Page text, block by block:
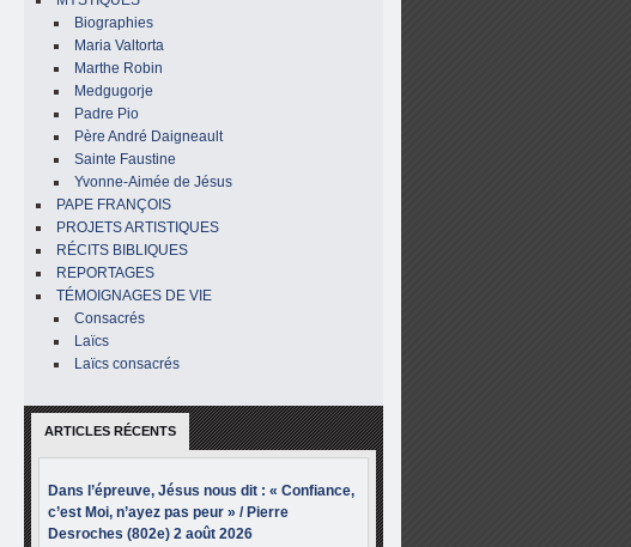
Biographies
Maria Valtorta
Marthe Robin
Medgugorje
Padre Pio
Père André Daigneault
Sainte Faustine
Yvonne-Aimée de Jésus
PAPE FRANÇOIS
PROJETS ARTISTIQUES
RÉCITS BIBLIQUES
REPORTAGES
TÉMOIGNAGES DE VIE
Consacrés
Laïcs
Laïcs consacrés
ARTICLES RÉCENTS
Dans l’épreuve, Jésus nous dit : « Confiance,
c’est Moi, n’ayez pas peur » / Pierre
Desroches (802e) 2 août 2026